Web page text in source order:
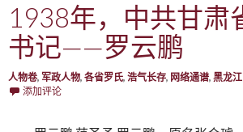
1938年，中共甘肃
书记——罗云鹏
人物卷, 军政人物, 各省罗氏, 浩气长存, 网络通谱, 黑龙江
添加评论